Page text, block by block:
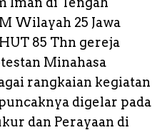
o
e
n
g
e
r
e
L
i
k
Wilayah 25 Jawa
85 Thn gereja
Minahasa
rangkaian kegiatan
digelar pada
dan Perayaan di